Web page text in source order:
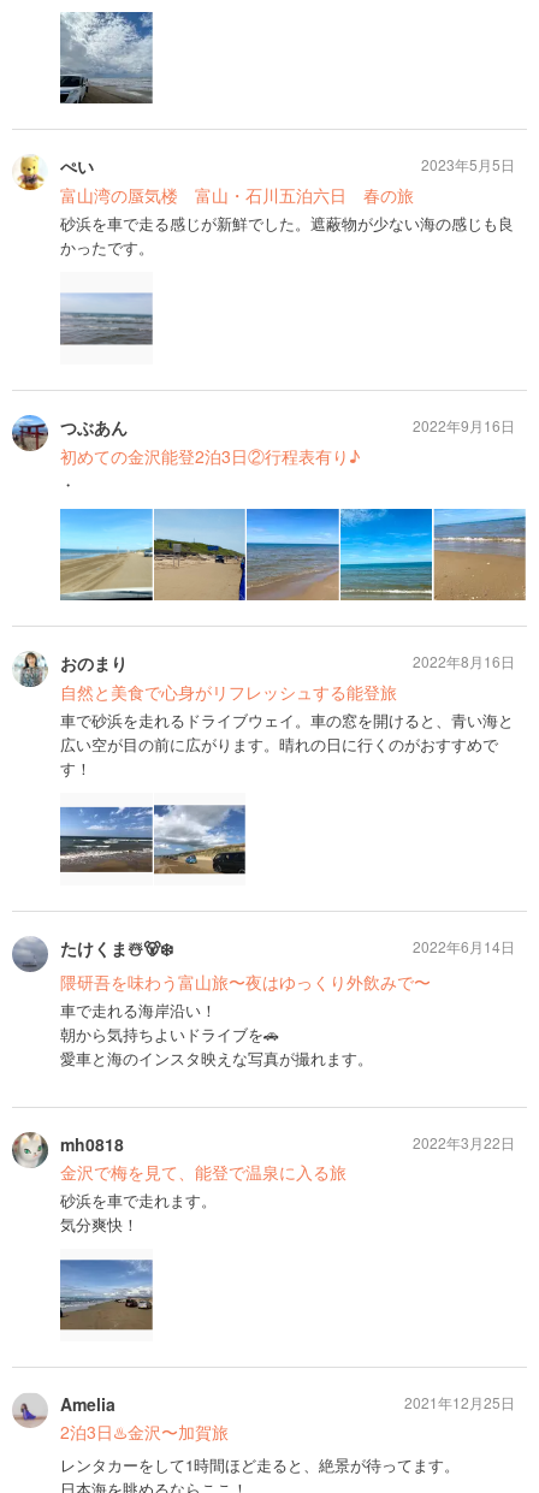
ぺい
富山湾の蜃気楼 富山・石川五泊六日 春の旅
砂浜を車で走る感じが新鮮でした。遮蔽物が少ない海の感じも良
かったです。
2023年5月5日
つぶあん
初めての金沢能登2泊3日②行程表有り♪
・
2022年9月16日
おのまり
自然と美食で心身がリフレッシュする能登旅
車で砂浜を走れるドライブウェイ。車の窓を開けると、青い海と
広い空が目の前に広がります。晴れの日に行くのがおすすめで
す！
2022年8月16日
たけくま☃️🐻‍❄️
隈研吾を味わう富山旅〜夜はゆっくり外飲みで〜
車で走れる海岸沿い！
朝から気持ちよいドライブを🚗
愛車と海のインスタ映えな写真が撮れます。
2022年6月14日
mh0818
金沢で梅を見て、能登で温泉に入る旅
砂浜を車で走れます。
気分爽快！
2022年3月22日
Amelia
2泊3日♨️金沢〜加賀旅
レンタカーをして1時間ほど走ると、絶景が待ってます。
日本海を眺めるならここ！
2021年12月25日